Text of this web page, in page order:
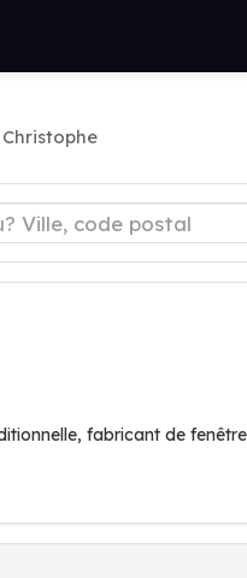
fabricant de